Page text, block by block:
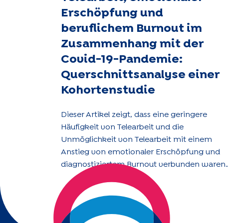
Erschöpfung und
beruflichem Burnout im
Zusammenhang mit der
Covid-19-Pandemie:
Querschnittsanalyse einer
Kohortenstudie
Dieser Artikel zeigt, dass eine geringere
Häufigkeit von Telearbeit und die
Unmöglichkeit von Telearbeit mit einem
Anstieg von emotionaler Erschöpfung und
diagnostiziertem Burnout verbunden waren.
Während Unternehmen ihre Telearbeitspolitik
in der Ära nach einer Pandemie neu
definieren, sollten sie die Auswirkungen
dieser organisatorischen Veränderungen auf